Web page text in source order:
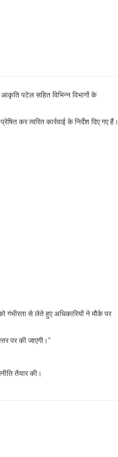
आकृति पटेल सहित विभिन्न विभागों के
कर त्वरित कार्रवाई के निर्देश दिए गए हैं।
गंभीरता से लेते हुए अधिकारियों ने मौके पर
पर की जाएगी।”
तैयार की।